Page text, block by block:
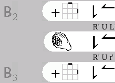
R' U
R' U